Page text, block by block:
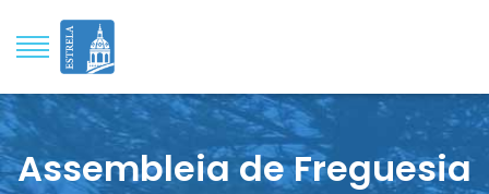
Assembleia de Freguesia